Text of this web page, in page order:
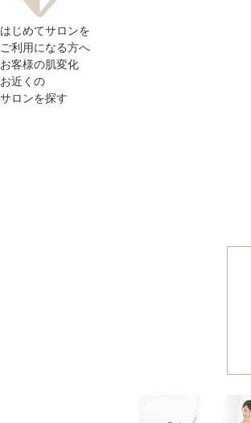
はじめてサロンを
ご利用になる方へ
お客様の肌変化
お近くの
サロンを探す